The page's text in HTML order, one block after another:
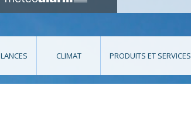
CLIMAT PRODUITS ET SERVICES